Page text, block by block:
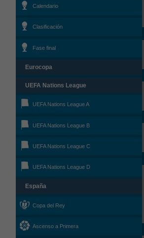
Calendario
Clasificación
Fase final
Eurocopa
UEFA Nations League
UEFA Nations League A
UEFA Nations League B
UEFA Nations League C
UEFA Nations League D
España
Copa del Rey
Ascenso a Primera